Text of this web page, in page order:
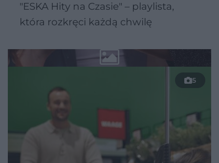
"ESKA Hity na Czasie" – playlista,
która rozkręci każdą chwilę
5